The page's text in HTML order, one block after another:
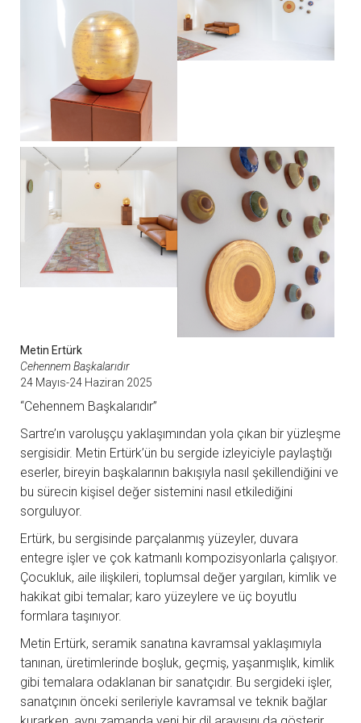
Metin Ertürk
Cehennem Başkalarıdır
24 Mayıs-24 Haziran 2025
“Cehennem Başkalarıdır”
Sartre’ın varoluşçu yaklaşımından yola çıkan bir yüzleşme
sergisidir. Metin Ertürk’ün bu sergide izleyiciyle paylaştığı
eserler, bireyin başkalarının bakışıyla nasıl şekillendiğini ve
bu sürecin kişisel değer sistemini nasıl etkilediğini
sorguluyor.
Ertürk, bu sergisinde parçalanmış yüzeyler, duvara
entegre işler ve çok katmanlı kompozisyonlarla çalışıyor.
Çocukluk, aile ilişkileri, toplumsal değer yargıları, kimlik ve
hakikat gibi temalar; karo yüzeylere ve üç boyutlu
formlara taşınıyor.
Metin Ertürk, seramik sanatına kavramsal yaklaşımıyla
tanınan, üretimlerinde boşluk, geçmiş, yaşanmışlık, kimlik
gibi temalara odaklanan bir sanatçıdır. Bu sergideki işler,
sanatçının önceki serileriyle kavramsal ve teknik bağlar